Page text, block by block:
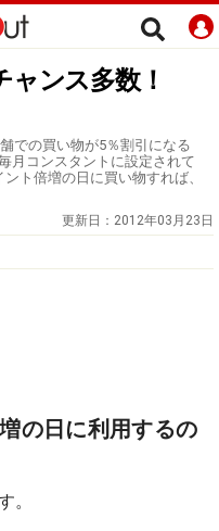
ンス多数！
での買い物が5％割引になる
月コンスタントに設定されて
ト倍増の日に買い物すれば、
更新日： 2012年03月23日
の日に利用するの
。